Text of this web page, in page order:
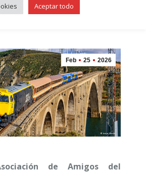
ventana/pestaña
ventana/pestaña
ventana/pestaña
Feb 25 2026
de Amigos del
Aceptar todo